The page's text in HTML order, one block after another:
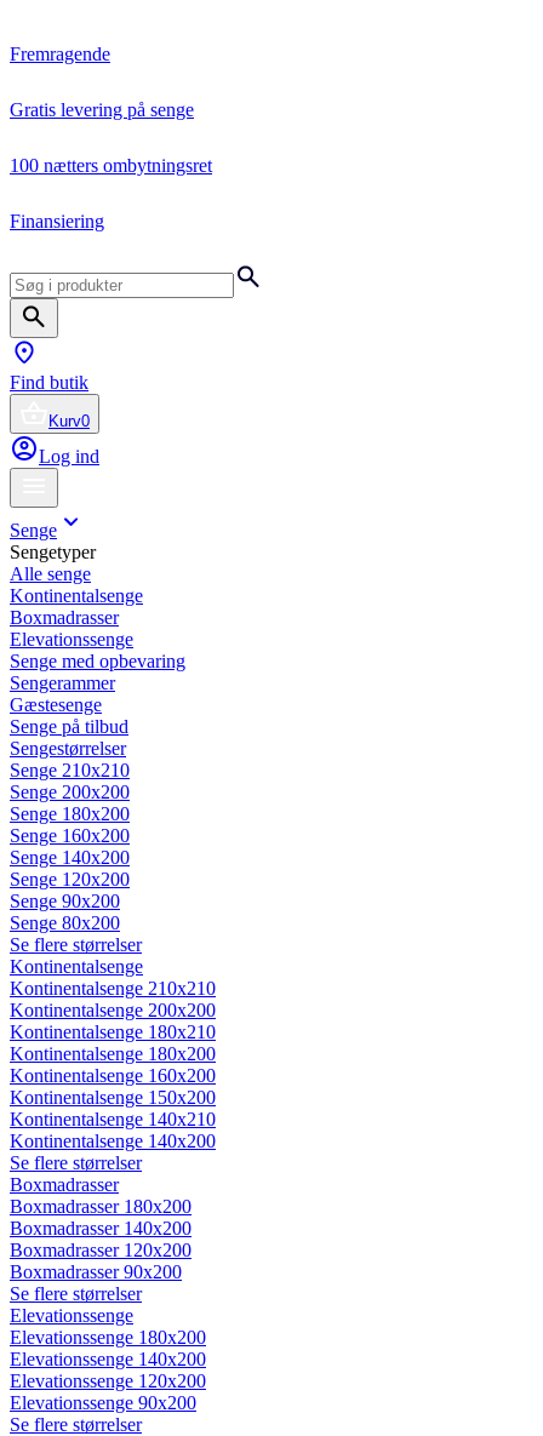
Fremragende
Gratis levering på senge
100 nætters ombytningsret
Finansiering
Find butik
Kurv0
Log ind
Senge
Sengetyper
Alle senge
Kontinentalsenge
Boxmadrasser
Elevationssenge
Senge med opbevaring
Sengerammer
Gæstesenge
Senge på tilbud
Sengestørrelser
Senge 210x210
Senge 200x200
Senge 180x200
Senge 160x200
Senge 140x200
Senge 120x200
Senge 90x200
Senge 80x200
Se flere størrelser
Kontinentalsenge
Kontinentalsenge 210x210
Kontinentalsenge 200x200
Kontinentalsenge 180x210
Kontinentalsenge 180x200
Kontinentalsenge 160x200
Kontinentalsenge 150x200
Kontinentalsenge 140x210
Kontinentalsenge 140x200
Se flere størrelser
Boxmadrasser
Boxmadrasser 180x200
Boxmadrasser 140x200
Boxmadrasser 120x200
Boxmadrasser 90x200
Se flere størrelser
Elevationssenge
Elevationssenge 180x200
Elevationssenge 140x200
Elevationssenge 120x200
Elevationssenge 90x200
Se flere størrelser